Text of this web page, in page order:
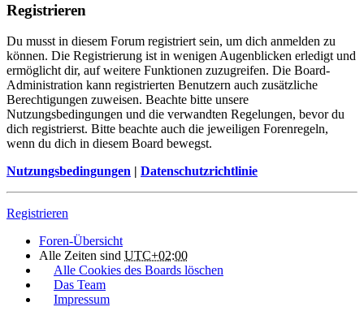
Registrieren
Du musst in diesem Forum registriert sein, um dich anmelden zu
können. Die Registrierung ist in wenigen Augenblicken erledigt und
ermöglicht dir, auf weitere Funktionen zuzugreifen. Die Board-
Administration kann registrierten Benutzern auch zusätzliche
Berechtigungen zuweisen. Beachte bitte unsere
Nutzungsbedingungen und die verwandten Regelungen, bevor du
dich registrierst. Bitte beachte auch die jeweiligen Forenregeln,
wenn du dich in diesem Board bewegst.
Nutzungsbedingungen | Datenschutzrichtlinie
Registrieren
Foren-Übersicht
Alle Zeiten sind UTC+02:00
Alle Cookies des Boards löschen
Das Team
Impressum